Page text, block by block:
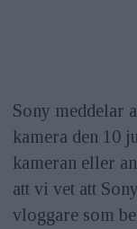
Sony meddelar
kamera den 10
kameran eller
att vi vet att
vloggare som